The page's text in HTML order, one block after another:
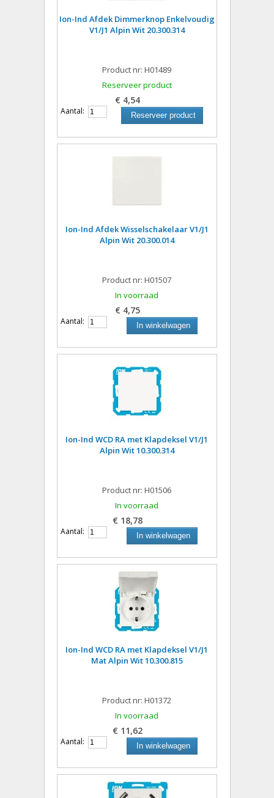
Ion-Ind Afdek Dimmerknop Enkelvoudig
V1/J1 Alpin Wit 20.300.314
Product nr: H01489
Reserveer product
€ 4,54
Aantal: Reserveer product
Ion-Ind Afdek Wisselschakelaar V1/J1
Alpin Wit 20.300.014
Product nr: H01507
In voorraad
€ 4,75
Aantal: In winkelwagen
Ion-Ind WCD RA met Klapdeksel V1/J1
Alpin Wit 10.300.314
Product nr: H01506
In voorraad
€ 18,78
Aantal: In winkelwagen
Ion-Ind WCD RA met Klapdeksel V1/J1
Mat Alpin Wit 10.300.815
Product nr: H01372
In voorraad
€ 11,62
Aantal: In winkelwagen